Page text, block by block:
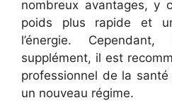
nombreux avantages, y
poids plus rapide et
l’énergie.
supplément, il est
professionnel de la
un nouveau régime.